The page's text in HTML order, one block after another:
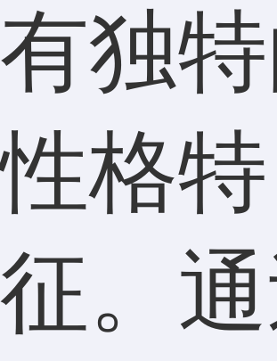
有独
性格特
征。